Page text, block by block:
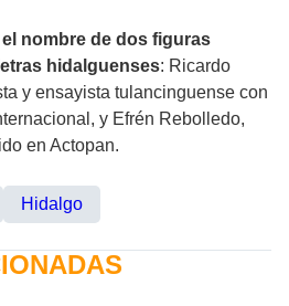
nombre de dos figuras
hidalguenses: Ricardo
y ensayista tulancinguense con
y Efrén Rebolledo,
en Actopan.
Hidalgo